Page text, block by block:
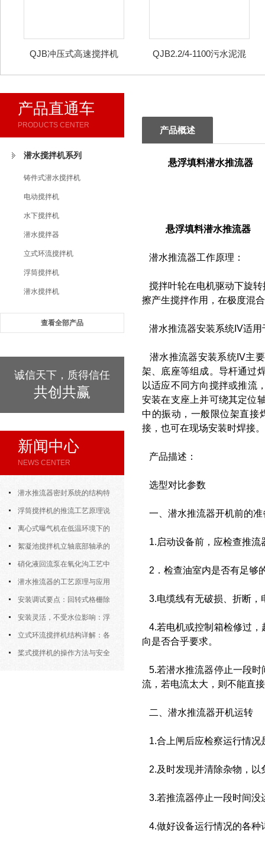
QJB冲压式高速搅拌机
QJB2.2/4-1100污水泥混
产品直通车
PRODUCTS CENTER
潜水搅拌机系列
铸件式潜水搅拌机
电动搅拌机
水下搅拌机
潜水搅拌器
立式环流搅拌机
浮筒搅拌机
潜水搅拌机
查看全部产品
诚信天下，质得信任
共创共赢
新闻中心
NEWS CENTER
潜水推流器密封系统的结构特
点与渗漏故障处理
浮筒搅拌机的推流工艺原理说
明 离心式曝气机在低温环境下的
运行特性与防冻措施
絮凝池搅拌机立轴底部轴承的
密封防水与免维护设计
硝化液回流泵在氧化沟工艺中
的布置位置对回流效果的影响
潜水推流器的工艺原理与应用
逻辑安装调试要点：回转式格栅除
污机的土建配合要求与水平度校准
安装灵活，不受水位影响：浮
筒式曝气机的结构优势与适用场景
立式环流搅拌机结构详解：各
部件的功能与协同
桨式搅拌机的操作方法与安全
产品概述
悬浮填料潜水推流器
悬浮填料潜水推流器
潜水推流器工作原理：
搅拌叶轮在电机驱动下旋
擦产生搅拌作用，在极度混
潜水推流器安装系统IV适用
潜水推流器安装系统IV主
架、底座等组成。导杆通过
以适应不同方向搅拌或推流
安装在支座上并可绕其定位
中的振动，一般限位架直接
接，也可在现场安装时焊接
产品描述：
选型对比参数
一、潜水推流器开机前的准
1.启动设备前，应检查推流
2．检查油室内是否有足够
3.电缆线有无破损、折断，
4.若电机或控制箱检修过，
向是否合乎要求。
5.若潜水推流器停止一段时
流，若电流太大，则不能直
二、潜水推流器开机运转
1.合上闸后应检察运行情况
2.及时发现并清除杂物，以
3.若推流器停止一段时间没
4.做好设备运行情况的各种